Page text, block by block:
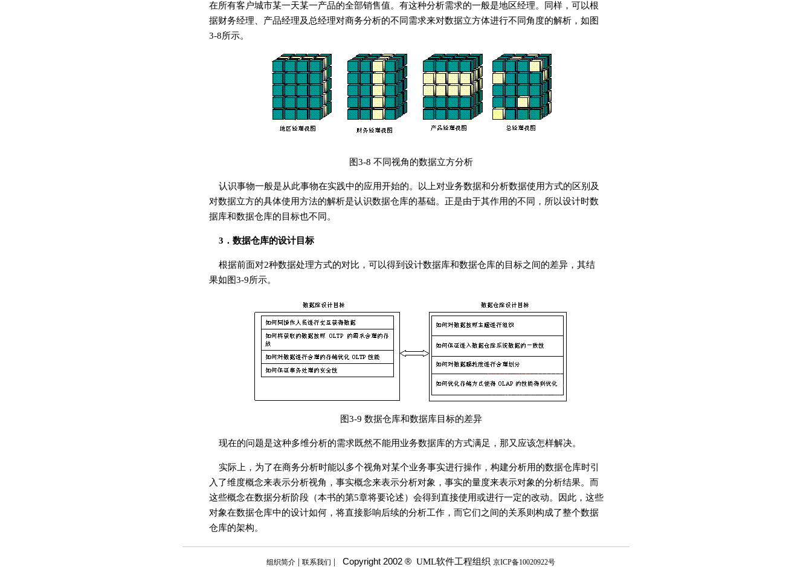
在所有客户城市某一天某一产品的全部销售值。有这种分析需求的一般是地区经理。同样，可以根
据财务经理、产品经理及总经理对商务分析的不同需求来对数据立方体进行不同角度的解析，如图
3-8所示。
图3-8 不同视角的数据立方分析
认识事物一般是从此事物在实践中的应用开始的。以上对业务数据和分析数据使用方式的区别及
对数据立方的具体使用方法的解析是认识数据仓库的基础。正是由于其作用的不同，所以设计时数
据库和数据仓库的目标也不同。
3．数据仓库的设计目标
根据前面对2种数据处理方式的对比，可以得到设计数据库和数据仓库的目标之间的差异，其结
果如图3-9所示。
图3-9 数据仓库和数据库目标的差异
现在的问题是这种多维分析的需求既然不能用业务数据库的方式满足，那又应该怎样解决。
实际上，为了在商务分析时能以多个视角对某个业务事实进行操作，构建分析用的数据仓库时引
入了维度概念来表示分析视角，事实概念来表示分析对象，事实的量度来表示对象的分析结果。而
这些概念在数据分析阶段（本书的第5章将要论述）会得到直接使用或进行一定的改动。因此，这些
对象在数据仓库中的设计如何，将直接影响后续的分析工作，而它们之间的关系则构成了整个数据
仓库的架构。
组织简介 | 联系我们 | Copyright 2002 ® UML软件工程组织 京ICP备10020922号